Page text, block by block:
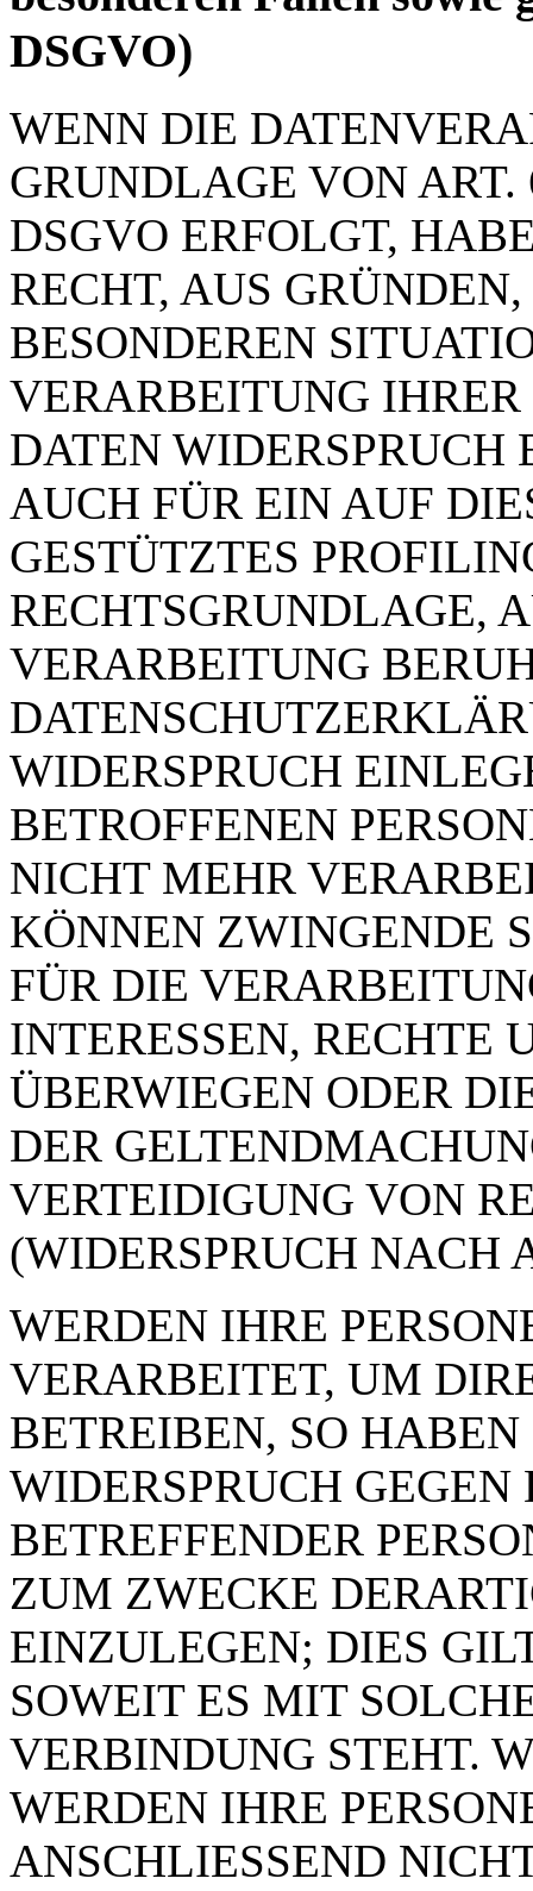
DSGVO)
WENN DIE
GRUNDLAGE VON
DSGVO ERFOLGT,
RECHT, AUS
BESONDEREN
VERARBEITUNG IHRER
DATEN WIDERSPRUCH
AUCH FÜR EIN AUF
GESTÜTZTES
RECHTSGRUNDLAGE,
VERARBEITUNG
WIDERSPRUCH
BETROFFENEN
NICHT MEHR
KÖNNEN ZWINGENDE
FÜR DIE
INTERESSEN, RECHTE
ÜBERWIEGEN ODER
DER
VERTEIDIGUNG VON
(WIDERSPRUCH NACH
WERDEN IHRE
VERARBEITET, UM
BETREIBEN, SO
WIDERSPRUCH
BETREFFENDER
ZUM ZWECKE
EINZULEGEN; DIES
SOWEIT ES MIT
VERBINDUNG STEHT.
WERDEN IHRE
ANSCHLIESSEND